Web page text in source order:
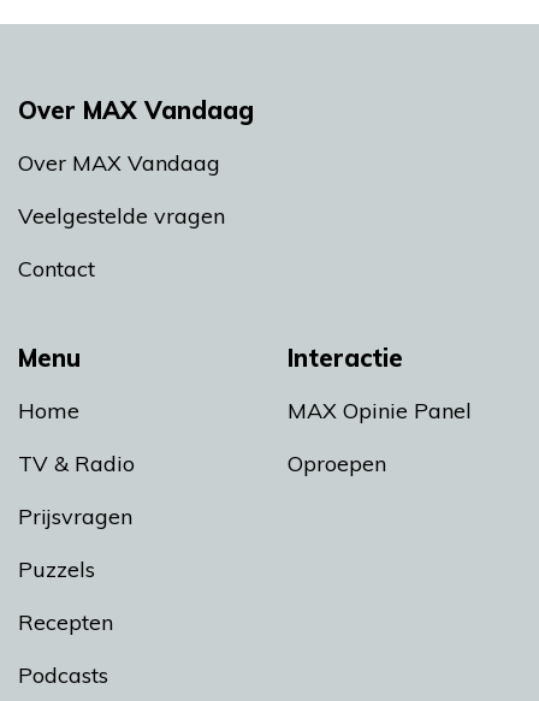
Menu
Home
TV & Radio
Prijsvragen
Puzzels
Recepten
Podcasts
Interactie
MAX Opinie Panel
Oproepen
Over MAX Vandaag
Over MAX Vandaag
Veelgestelde vragen
Contact